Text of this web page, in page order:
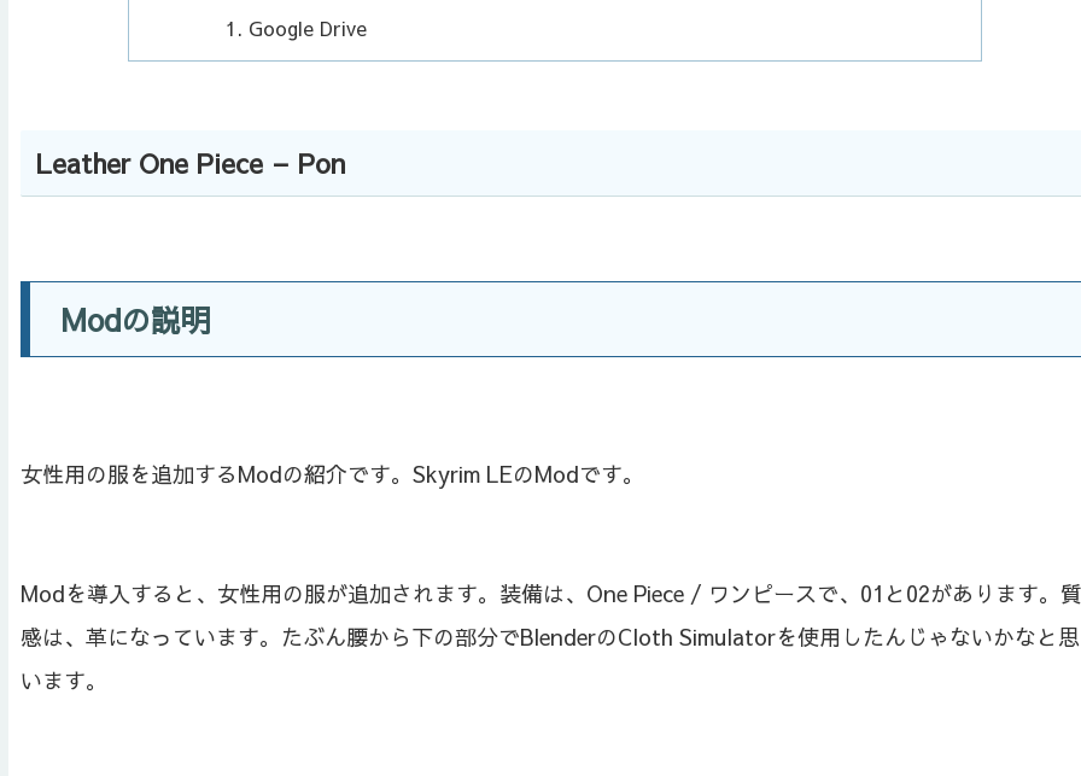
Google Drive
Leather One Piece – Pon
Modの説明
女性用の服を追加するModの紹介です。Skyrim LEのModです。
Modを導入すると、女性用の服が追加されます。装備は、One Piece / ワンピースで、01と02があります。質
感は、革になっています。たぶん腰から下の部分でBlenderのCloth Simulatorを使用したんじゃないかなと思
います。